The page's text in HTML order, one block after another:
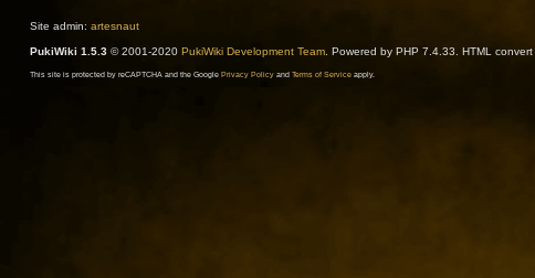
Site admin: artesnaut
PukiWiki 1.5.3© 2001-2020 PukiWiki Development Team. Powered by PHP 7.4.33. HTML convert
This site is protected by reCAPTCHA and the Google Privacy Policyand Terms of Serviceapply.